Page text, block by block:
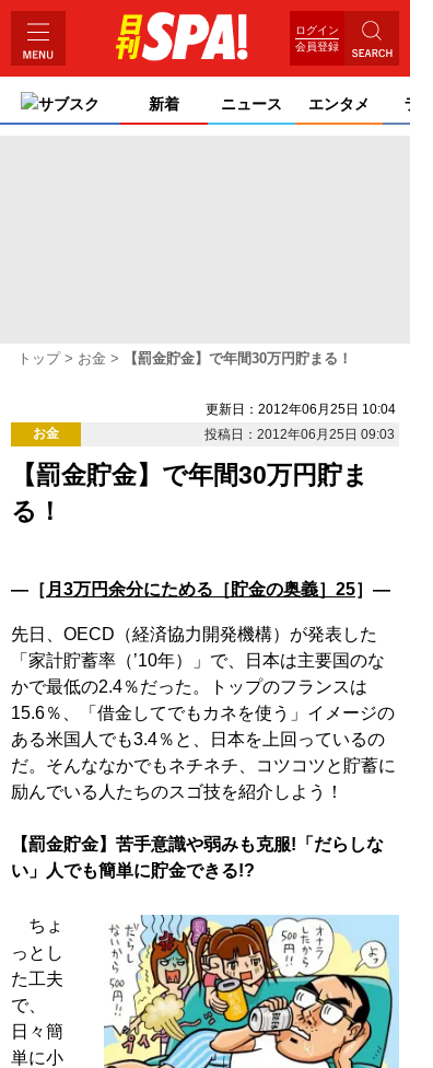
ログイン
会員登録
サブスク 新着 ニュース エンタメ ライ
トップ お金 【罰金貯金】で年間30万円貯まる！
更新日：2012年06月25日 10:04
お金
投稿日：2012年06月25日 09:03
【罰金貯金】で年間30万円貯ま
る！
―［ 月3万円余分にためる［貯金の奥義］25］―
先日、OECD（経済協力開発機構）が発表した
「家計貯蓄率（’10年）」で、日本は主要国のな
かで最低の2.4％だった。トップのフランスは
15.6％、「借金してでもカネを使う」イメージの
ある米国人でも3.4％と、日本を上回っているの
だ。そんななかでもネチネチ、コツコツと貯蓄に
励んでいる人たちのスゴ技を紹介しよう！
【罰金貯金】苦手意識や弱みも克服!「だらしな
い」人でも簡単に貯金できる!?
ちょ
っとし
た工夫
で、
日々簡
単に小